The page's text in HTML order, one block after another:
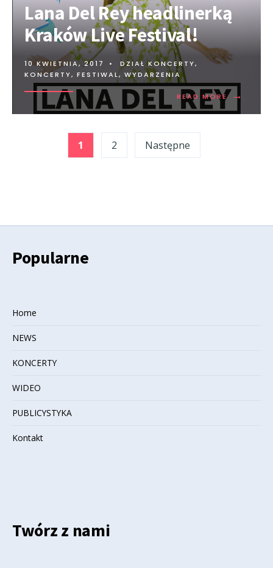
Lana Del Rey headlinerką
Kraków Live Festival!
10 KWIETNIA, 2017 • DZIAŁ KONCERTY,
KONCERTY, FESTIWAL, WYDARZENIA
READ MORE →
Stronicowanie
wpisów
1 2 Następne
Popularne
Home
NEWS
KONCERTY
WIDEO
PUBLICYSTYKA
Kontakt
Twórz z nami